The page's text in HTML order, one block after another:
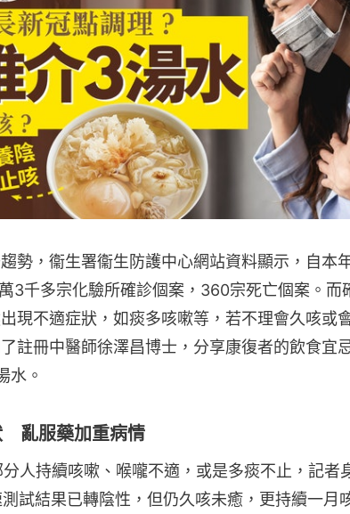
勢，衞生署衞生防護中心網站資料顯示，自本
3千多宗化驗所確診個案，360宗死亡個案。而
現不適症狀，如痰多咳嗽等，若不理會久咳或
註冊中醫師徐澤昌博士，分享康復者的飲食宜
水。
亂服藥加重病情
人持續咳嗽、喉嚨不適，或是多痰不止，記者
試結果已轉陰性，但仍久咳未癒，更持續一月